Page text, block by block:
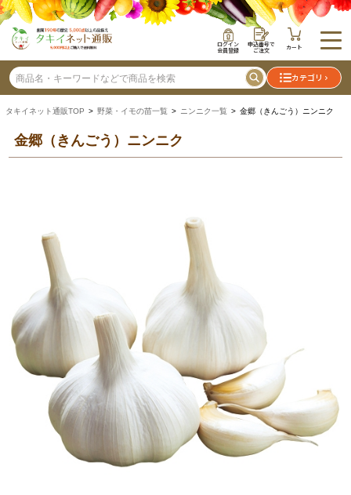
ログイン
会員登録
申込番号で
ご注文 カート
カテゴリ
タキイネット通販TOP > 野菜・イモの苗一覧 > ニンニク一覧 > 金郷（きんごう）ニンニク
金郷（きんごう）ニンニク